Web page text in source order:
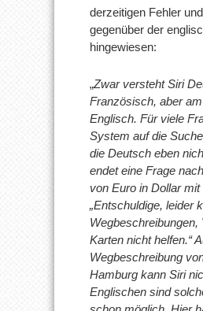
derzeitigen Fehler
gegenüber der
hingewiesen:
„Zwar versteht Siri
Französisch, aber
Englisch. Für viele
System auf die
die Deutsch eben
endet eine Frage
von Euro in Dollar
„Entschuldige, leider
Wegbeschreibungen,
Karten nicht helfen.“
Wegbeschreibung
Hamburg kann Siri
Englischen sind